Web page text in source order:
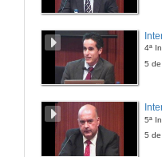
4ª
5
5ª
5